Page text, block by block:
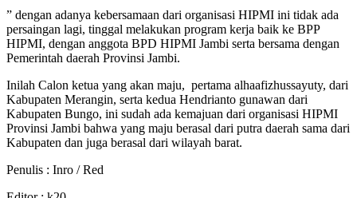
” dengan adanya kebersamaan dari organisasi HIPMI ini tidak ada
persaingan lagi, tinggal melakukan program kerja baik ke BPP
HIPMI, dengan anggota BPD HIPMI Jambi serta bersama dengan
Pemerintah daerah Provinsi Jambi.
Inilah Calon ketua yang akan maju, pertama alhaafizhussayuty, dari
Kabupaten Merangin, serta kedua Hendrianto gunawan dari
Kabupaten Bungo, ini sudah ada kemajuan dari organisasi HIPMI
Provinsi Jambi bahwa yang maju berasal dari putra daerah sama dari
Kabupaten dan juga berasal dari wilayah barat.
Penulis : Inro / Red